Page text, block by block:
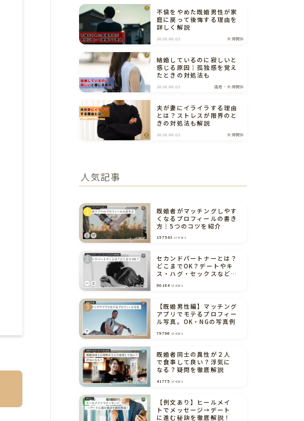
不倫をやめた既婚男性が家
庭に戻って後悔する理由を
詳しく解説
2026.08.02 夫婦関係
結婚しているのに寂しいと
感じる原因｜孤独感を覚え
たときの対処法も
2026.08.02 結婚・夫婦関係
夫が妻にイライラする理由
とは？ストレスが限界のと
きの対処法も解説
2026.08.02 夫婦関係
人気記事
既婚者がマッチングしやす
くなるプロフィールの書き
方｜5つのコツを紹介
157543 views
セカンドパートナーとは？
どこまでOK？デートやキ
ス・ハグ・セックスなどの
90184 views
【既婚男性編】マッチング
アプリでモテるプロフィー
ル写真。OK・NGの写真例
79796 views
既婚者同士の異性が２人
で食事して良い？浮気に
なる？疑問を徹底解説
41775 views
【例文あり】ヒールメイ
トでメッセージ→デート
に進む秘訣を徹底解説！